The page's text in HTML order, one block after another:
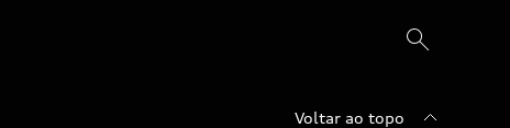
Voltar ao topo